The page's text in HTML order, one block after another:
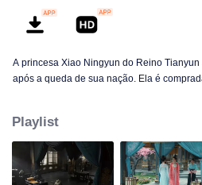
A princesa Xiao Ningyun do Reino
após a queda de sua nação. Ela é
ela sem que ele saiba. Depois de suportar
resolvem seus mal-entendidos e
um ao outro. No final, eles escolhem se
montanhas.
Playlist